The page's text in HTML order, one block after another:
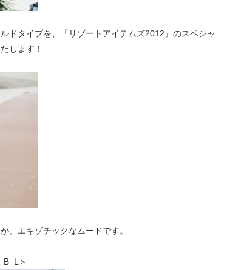
ドタイプを、「リゾートアイテムズ2012」のスペシャ
します！
、エキゾチックなムードです。
B_L＞